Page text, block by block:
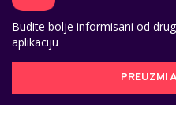
Budite bolje informisani od
aplikaciju
PREUZMI